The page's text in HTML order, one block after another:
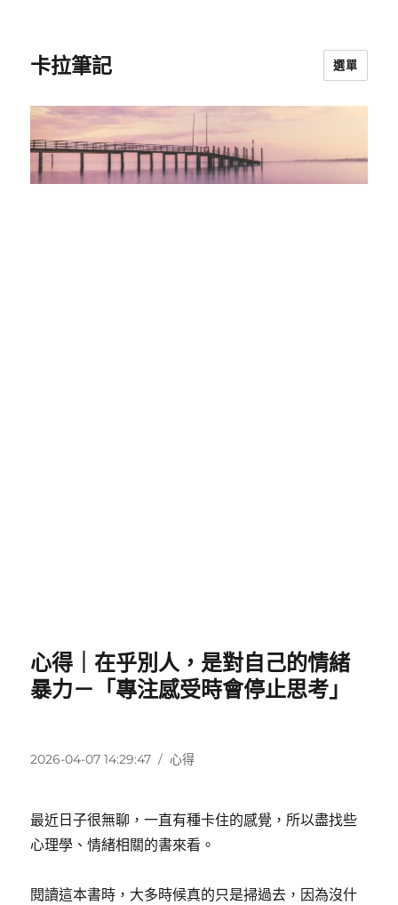
卡拉筆記 選單
心得｜在乎別人，是對自己的情緒
暴力－「專注感受時會停止思考」
最近日子很無聊，一直有種卡住的感覺，所以盡找些
心理學、情緒相關的書來看。
閱讀這本書時，大多時候真的只是掃過去，因為沒什
發
期:
2026-04-07 14:29:47
分
心得